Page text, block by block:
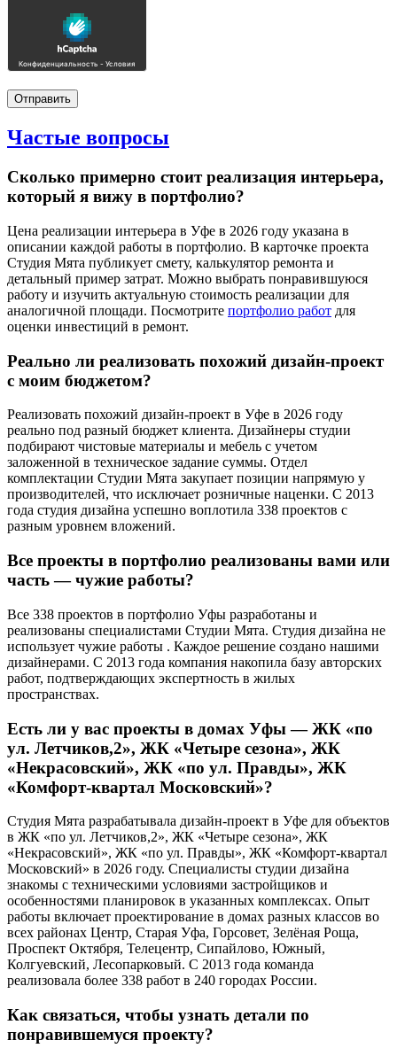
Частые вопросы
Сколько примерно стоит реализация интерьера,
который я вижу в портфолио?
Цена реализации интерьера в Уфе в 2026 году указана в
описании каждой работы в портфолио. В карточке проекта
Студия Мята публикует смету, калькулятор ремонта и
детальный пример затрат. Можно выбрать понравившуюся
работу и изучить актуальную стоимость реализации для
аналогичной площади. Посмотрите портфолио работ для
оценки инвестиций в ремонт.
Реально ли реализовать похожий дизайн-проект
с моим бюджетом?
Реализовать похожий дизайн-проект в Уфе в 2026 году
реально под разный бюджет клиента. Дизайнеры студии
подбирают чистовые материалы и мебель с учетом
заложенной в техническое задание суммы. Отдел
комплектации Студии Мята закупает позиции напрямую у
производителей, что исключает розничные наценки. С 2013
года студия дизайна успешно воплотила 338 проектов с
разным уровнем вложений.
Все проекты в портфолио реализованы вами или
часть — чужие работы?
Все 338 проектов в портфолио Уфы разработаны и
реализованы специалистами Студии Мята. Студия дизайна не
использует чужие работы . Каждое решение создано нашими
дизайнерами. С 2013 года компания накопила базу авторских
работ, подтверждающих экспертность в жилых
пространствах.
Есть ли у вас проекты в домах Уфы — ЖК «по
ул. Летчиков,2», ЖК «Четыре сезона», ЖК
«Некрасовский», ЖК «по ул. Правды», ЖК
«Комфорт-квартал Московский»?
Студия Мята разрабатывала дизайн-проект в Уфе для объектов
в ЖК «по ул. Летчиков,2», ЖК «Четыре сезона», ЖК
«Некрасовский», ЖК «по ул. Правды», ЖК «Комфорт-квартал
Московский» в 2026 году. Специалисты студии дизайна
знакомы с техническими условиями застройщиков и
особенностями планировок в указанных комплексах. Опыт
работы включает проектирование в домах разных классов во
всех районах Центр, Старая Уфа, Горсовет, Зелёная Роща,
Проспект Октября, Телецентр, Сипайлово, Южный,
Колгуевский, Лесопарковый. С 2013 года команда
реализовала более 338 работ в 240 городах России.
Как связаться, чтобы узнать детали по
понравившемуся проекту?